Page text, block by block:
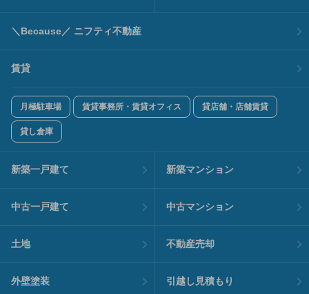
＼Because／ ニフティ不動産
賃貸
月極駐車場 賃貸事務所・賃貸オフィス 貸店舗・店舗賃貸
貸し倉庫
新築一戸建て 新築マンション
中古一戸建て 中古マンション
土地 不動産売却
外壁塗装 引越し見積もり